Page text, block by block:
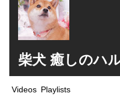
柴犬 癒しのハ
Videos Playlists